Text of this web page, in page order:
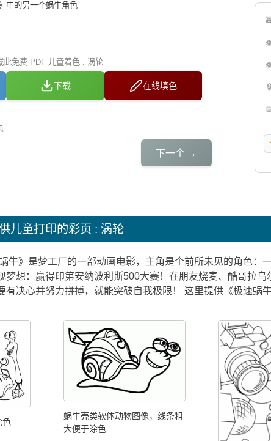
中的另一个蜗牛角色
此免费 PDF 儿童着色 : 涡轮
下载 在线填色
下一个 →
🔒
儿童打印的彩页 : 涡轮
牛》是梦工厂的一部动画电影，主角是个前所未见的角
梦想：赢得印第安纳波利斯500大赛！在朋友烧麦、酷哥拉
有决心并努力拼搏，就能突破自我极限！ 这里提供《极速蜗
色
蜗牛壳类软体动物图像，线条粗
大便于涂色